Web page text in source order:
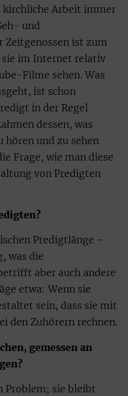
kirchliche Arbeit immer
und
Zeitgenossen ist zum
sie im Internet relativ
Filme sehen. Was
ist schon
in der Regel
dessen, was
hören und zu sehen
Frage, wie man diese
von Predigten
Predigtlänge –
was die
aber auch andere
etwa: Wenn sie
sein, dass sie mit
den Zuhörern rechnen.
gemessen an
Problem; sie bleibt